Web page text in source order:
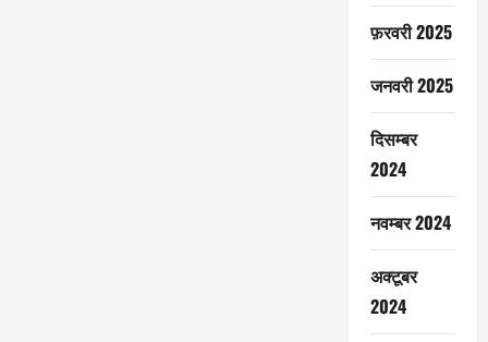
फ़रवरी 2025
जनवरी 2025
दिसम्बर
2024
नवम्बर 2024
अक्टूबर
2024